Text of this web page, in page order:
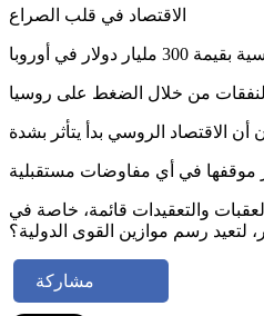
الاقتصاد في قلب الصراع
والتعقيدات قائمة، خاصة في
مشاركة